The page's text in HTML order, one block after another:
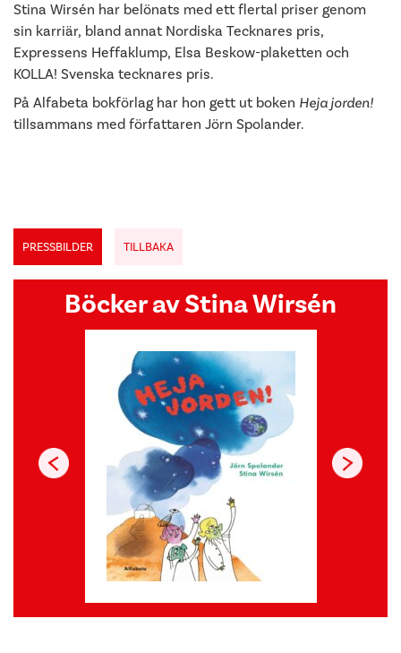
Stina Wirsén har belönats med ett flertal priser genom
sin karriär, bland annat Nordiska Tecknares pris,
Expressens Heffaklump, Elsa Beskow-plaketten och
KOLLA! Svenska tecknares pris.
På Alfabeta bokförlag har hon gett ut boken Heja jorden!
tillsammans med författaren Jörn Spolander.
PRESSBILDER TILLBAKA
Böcker av Stina Wirsén